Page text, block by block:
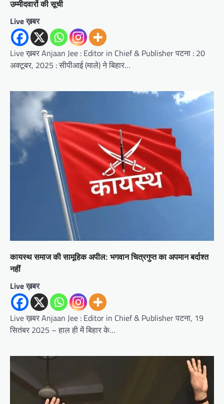
उम्मीदवारों की सूची
Live ख़बर
Live ख़बर Anjaan Jee : Editor in Chief & Publisher पटना : 20
अक्टूबर, 2025 : सीपीआई (माले) ने बिहार…
कायस्थ समाज की सामूहिक अपील: भगवान चित्रगुप्त का अपमान बर्दाश्त
नहीं
Live ख़बर
Live ख़बर Anjaan Jee : Editor in Chief & Publisher पटना, 19
सितंबर 2025 – हाल ही में बिहार के…